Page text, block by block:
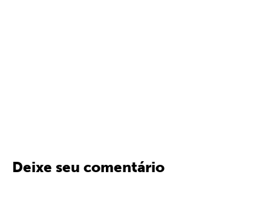
Deixe seu comentário